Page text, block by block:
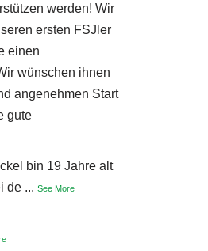
werden! Wir
ersten FSJler
einen
wünschen ihnen
angenehmen Start
gute
bin 19 Jahre alt
de ... See More